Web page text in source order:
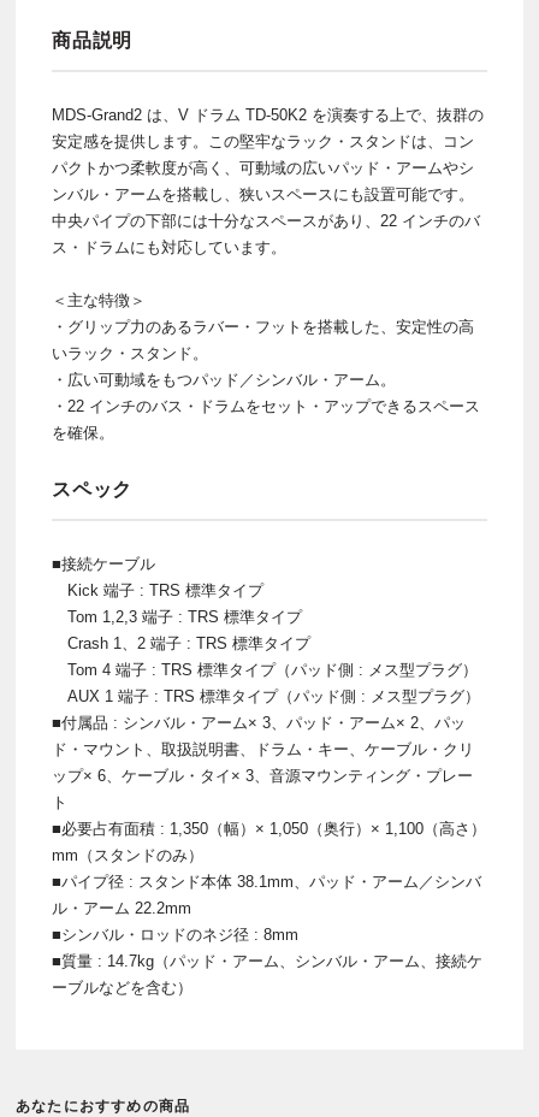
商品説明
MDS-Grand2 は、V ドラム TD-50K2 を演奏する上で、抜群の
安定感を提供します。この堅牢なラック・スタンドは、コン
パクトかつ柔軟度が高く、可動域の広いパッド・アームやシ
ンバル・アームを搭載し、狭いスペースにも設置可能です。
中央パイプの下部には十分なスペースがあり、22 インチのバ
ス・ドラムにも対応しています。
＜主な特徴＞
・グリップ力のあるラバー・フットを搭載した、安定性の高
いラック・スタンド。
・広い可動域をもつパッド／シンバル・アーム。
・22 インチのバス・ドラムをセット・アップできるスペース
を確保。
スペック
■接続ケーブル
Kick 端子 : TRS 標準タイプ
Tom 1,2,3 端子 : TRS 標準タイプ
Crash 1、2 端子 : TRS 標準タイプ
Tom 4 端子 : TRS 標準タイプ（パッド側 : メス型プラグ）
AUX 1 端子 : TRS 標準タイプ（パッド側 : メス型プラグ）
■付属品 : シンバル・アーム× 3、パッド・アーム× 2、パッ
ド・マウント、取扱説明書、ドラム・キー、ケーブル・クリ
ップ× 6、ケーブル・タイ× 3、音源マウンティング・プレー
ト
■必要占有面積 : 1,350（幅）× 1,050（奥行）× 1,100（高さ）
mm（スタンドのみ）
■パイプ径 : スタンド本体 38.1mm、パッド・アーム／シンバ
ル・アーム 22.2mm
■シンバル・ロッドのネジ径 : 8mm
■質量 : 14.7kg（パッド・アーム、シンバル・アーム、接続ケ
ーブルなどを含む）
あなたにおすすめの商品